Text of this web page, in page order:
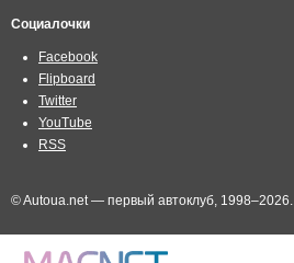
Социалочки
Facebook
Flipboard
Twitter
YouTube
RSS
© Autoua.net — первый автоклуб, 1998–2026.